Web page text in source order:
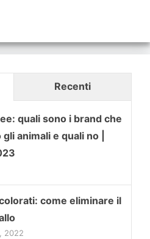
Recenti
quali sono i brand che
animali e quali no |
come eliminare il
2022